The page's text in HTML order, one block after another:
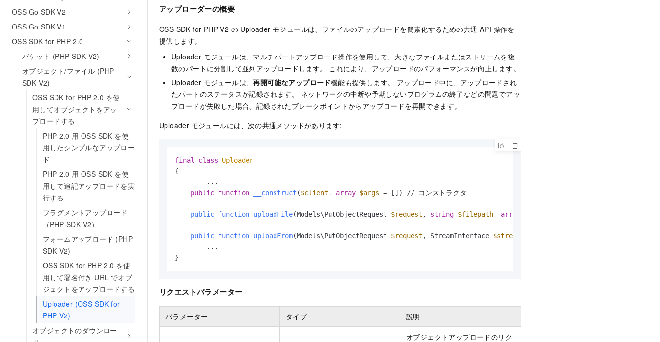
OSS Go SDK V2
OSS Go SDK V1
OSS SDK for PHP 2.0
バケット (PHP SDK V2)
オブジェクト/ファイル (PHP
SDK V2)
OSS SDK for PHP 2.0 を使
用してオブジェクトをアッ
プロードする
PHP 2.0 用 OSS SDK を使
用したシンプルなアップロー
ド
PHP 2.0 用 OSS SDK を使
用して追記アップロードを実
行する
フラグメントアップロード
（PHP SDK V2）
フォームアップロード (PHP
SDK V2)
OSS SDK for PHP 2.0 を使
用して署名付き URL でオブ
ジェクトをアップロードする
Uploader (OSS SDK for
PHP V2)
オブジェクトのダウンロー
アップローダーの概要
OSS SDK for PHP V2 の Uploader モジュールは、ファイルのアップロードを簡素化するための共通 API 操作を
提供します。
Uploader モジュールは、マルチパートアップロード操作を使用して、大きなファイルまたはストリームを複
数のパートに分割して並列アップロードします。 これにより、アップロードのパフォーマンスが向上します。
Uploader モジュールは、再開可能なアップロード機能も提供します。 アップロード中に、アップロードされ
たパートのステータスが記録されます。 ネットワークの中断や予期しないプログラムの終了などの問題でアッ
プロードが失敗した場合、記録されたブレークポイントからアップロードを再開できます。
Uploader モジュールには、次の共通メソッドがあります:
final class
Uploader
{
public function __construct ($client , array $args = [] ) // コンストラクタ
public function uploadFile(Models\PutObjectRequest $request , string $filepath, array
public function uploadFrom(Models\PutObjectRequest $request , StreamInterface $stream
}
リクエストパラメーター
パラメーター タイプ 説明
オブジェクトアップロードのリク